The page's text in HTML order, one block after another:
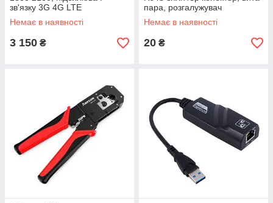
зв'язку 3G 4G LTE
Немає в наявності
3 150 ₴
пара, розгалужувач
Немає в наявності
20 ₴